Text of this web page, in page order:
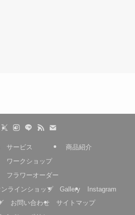
サービス
ワークショップ
フラワーオーダー
商品紹介
ンラインショップ Gallery
Instagram
お問い合わせ
サイトマップ